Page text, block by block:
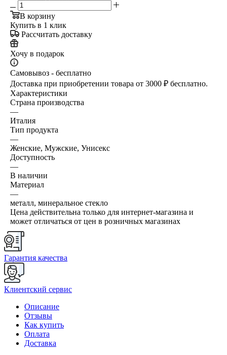
В корзину
Купить в 1 клик
Рассчитать доставку
Хочу в подарок
Самовывоз - бесплатно
Доставка при приобретении товара от 3000 ₽ бесплатно.
Характеристики
Страна производства
—
Италия
Тип продукта
—
Женские, Мужские, Унисекс
Доступность
—
В наличии
Материал
—
металл, минеральное стекло
Цена действительна только для интернет-магазина и
может отличаться от цен в розничных магазинах
Гарантия качества
Клиентский сервис
Описание
Отзывы
Как купить
Оплата
Доставка